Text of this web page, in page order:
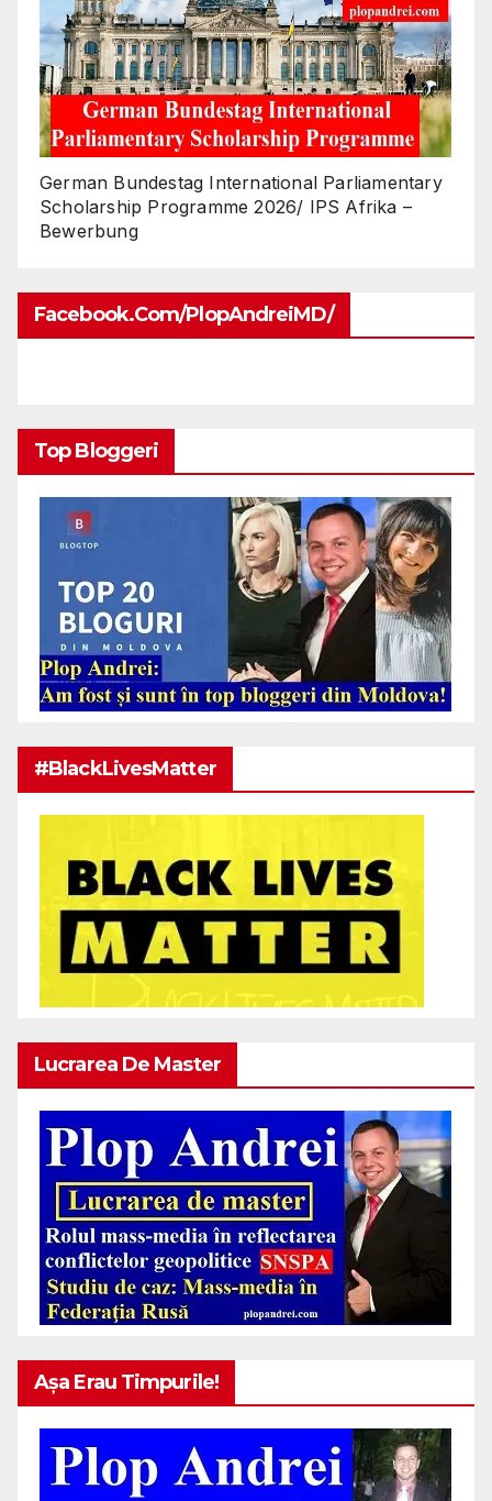
German Bundestag International Parliamentary
Scholarship Programme 2026/ IPS Afrika –
Bewerbung
Facebook.com/PlopAndreiMD/
Top Bloggeri
#BlackLivesMatter
Lucrarea De Master
Așa Erau Timpurile!